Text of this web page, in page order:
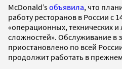
McDonald’sобъявила, что
работу ресторанов в России с
«операционных, технических и
сложностей». Обслуживание в
приостановлено по всей
продолжит работать в